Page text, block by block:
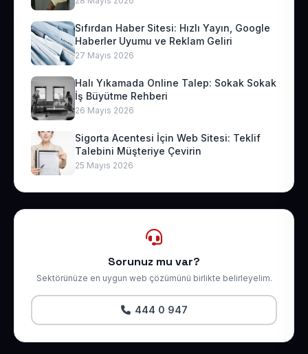
Sıfırdan Haber Sitesi: Hızlı Yayın, Google
Haberler Uyumu ve Reklam Geliri
27 Mayıs 2026
Halı Yıkamada Online Talep: Sokak Sokak
İş Büyütme Rehberi
26 Mayıs 2026
Sigorta Acentesi İçin Web Sitesi: Teklif
Talebini Müşteriye Çevirin
25 Mayıs 2026
Sorunuz mu var?
Sektörünüze en uygun web çözümünü birlikte belirleyelim.
444 0 947